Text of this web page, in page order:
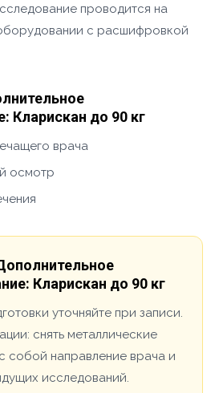
проводится на
с расшифровкой
Кларискан до 90 кг
врача
осмотр
Кларискан до 90 кг
уточняйте при записи.
снять металлические
собой направление врача и
исследований.